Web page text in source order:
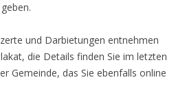
und Darbietungen entnehmen
die Details finden Sie im letzten
Gemeinde, das Sie ebenfalls online